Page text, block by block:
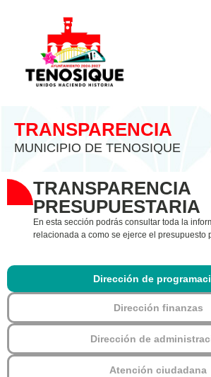
TRANSPARENCIA
MUNICIPIO DE TENOSIQUE
TRANSPARENCIA
PRESUPUESTARIA
En esta sección podrás consultar toda la
relacionada a como se ejerce el presupuesto
Dirección de
Dirección finanzas
Dirección de
Atención ciudadana